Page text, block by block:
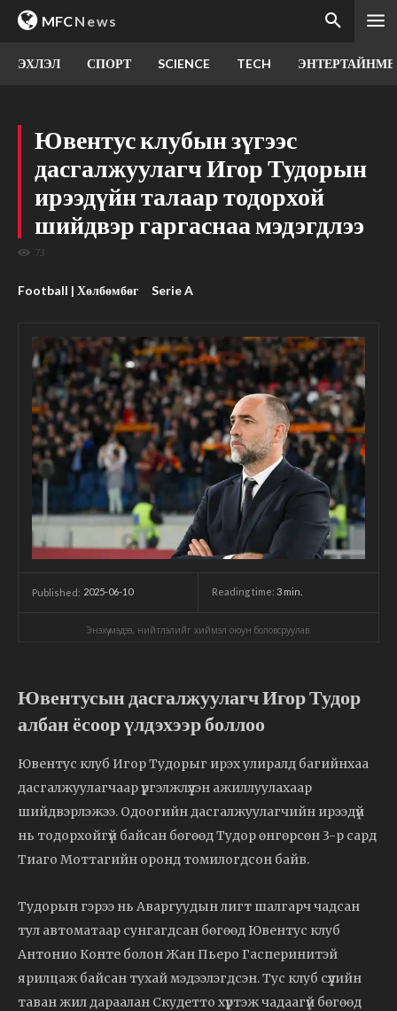
MFCNews
ЭХЛЭЛ СПОРТ SCIENCE TECH
Ювентус клубын зүгээс
дасгалжуулагч Игор Тудорын
ирээдүйн талаар тодорхой
шийдвэр гаргаснаа мэдэгдлээ
73
Football | Хөлбөмбөг Serie A
Published: 2025-06-10 Reading time: 3 min.
Энэхүү мэдээ, нийтлэлийг хиймэл оюун боловсруулав.
Ювентусын дасгалжуулагч Игор Тудор
албан ёсоор үлдэхээр боллоо
Ювентус клуб Игор Тудорыг ирэх улиралд багийнхаа
дасгалжуулагчаар үргэлжлүүлэн ажиллуулахаар
шийдвэрлэжээ. Одоогийн дасгалжуулагчийн ирээдүй
нь тодорхойгүй байсан бөгөөд Тудор өнгөрсөн 3-р сард
Тиаго Моттагийн оронд томилогдсон байв.
Тудорын гэрээ нь Аваргуудын лигт шалгарч чадсан
тул автоматаар сунгагдсан бөгөөд Ювентус клуб
Антонио Конте болон Жан Пьеро Гасперинитэй
ярилцаж байсан тухай мэдээлэгдсэн. Тус клуб сүүлийн
таван жил дараалан Скудетто хүртэж чадаагүй бөгөөд